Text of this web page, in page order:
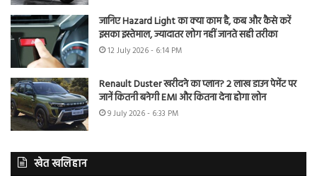
जानिए Hazard Light का क्या काम है, कब और कैसे करें
इसका इस्तेमाल, ज्यादातर लोग नहीं जानते सही तरीका
12 July 2026 - 6:14 PM
Renault Duster खरीदने का प्लान? 2 लाख डाउन पेमेंट पर
जानें कितनी बनेगी EMI और कितना देना होगा लोन
9 July 2026 - 6:33 PM
खेत खलिहान